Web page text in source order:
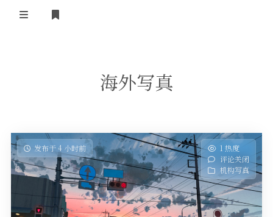
抖音反差
机构写真
海外写真
海外写真
发布于 4 小时前
1 热度
评论关闭
机构写真